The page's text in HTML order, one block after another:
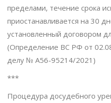
пределами, течение срока
приостанавливается на 30
установленный договором
(Определение ВС РФ от
делу № А56-95214/2021)
***
Процедура досудебного